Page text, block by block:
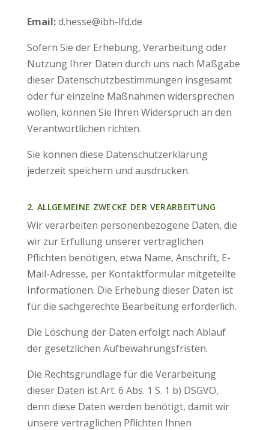
Email:d.hesse@ibh-lfd.de
Sofern Sie der Erhebung, Verarbeitung oder
Nutzung Ihrer Daten durch uns nach Maßgabe
dieser Datenschutzbestimmungen insgesamt
oder für einzelne Maßnahmen widersprechen
wollen, können Sie Ihren Widerspruch an den
Verantwortlichen richten.
Sie können diese Datenschutzerklärung
jederzeit speichern und ausdrucken.
2. ALLGEMEINE ZWECKE DER VERARBEITUNG
Wir verarbeiten personenbezogene Daten, die
wir zur Erfüllung unserer vertraglichen
Pflichten benötigen, etwa Name, Anschrift, E-
Mail-Adresse, per Kontaktformular mitgeteilte
Informationen. Die Erhebung dieser Daten ist
für die sachgerechte Bearbeitung erforderlich.
Die Löschung der Daten erfolgt nach Ablauf
der gesetzlichen Aufbewahrungsfristen.
Die Rechtsgrundlage für die Verarbeitung
dieser Daten ist Art. 6 Abs. 1 S. 1 b) DSGVO,
denn diese Daten werden benötigt, damit wir
unsere vertraglichen Pflichten Ihnen